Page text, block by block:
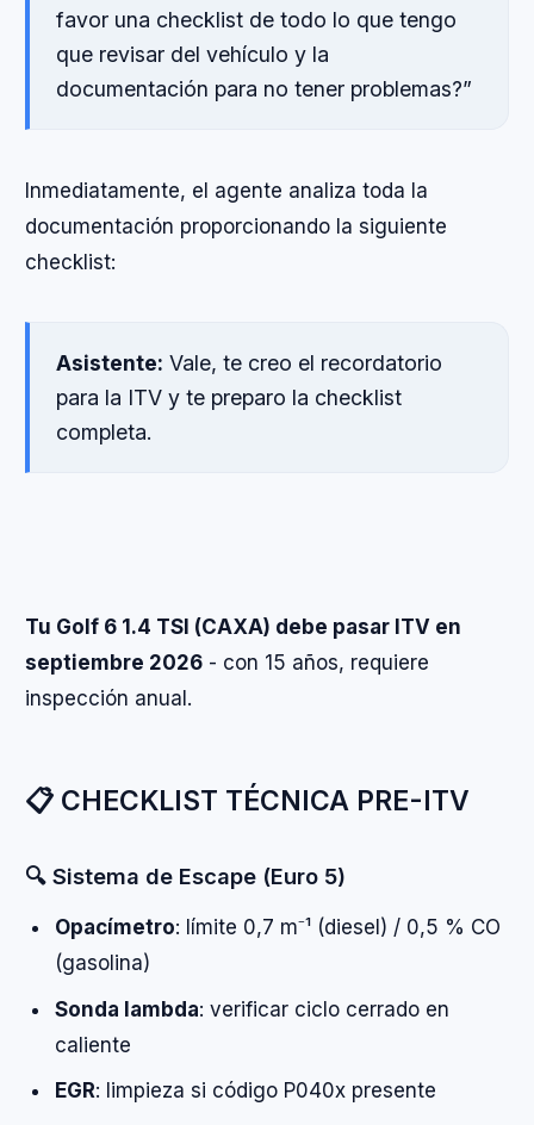
favor una checklist de todo lo que tengo
que revisar del vehículo y la
documentación para no tener problemas?”
Inmediatamente, el agente analiza toda la
documentación proporcionando la siguiente
checklist:
Asistente: Vale, te creo el recordatorio
para la ITV y te preparo la checklist
completa.
Tu Golf 6 1.4 TSI (CAXA) debe pasar ITV en
septiembre 2026 - con 15 años, requiere
inspección anual.
📋 CHECKLIST TÉCNICA PRE-ITV
🔍 Sistema de Escape (Euro 5)
Opacímetro: límite 0,7 m⁻¹ (diesel) / 0,5 % CO
(gasolina)
Sonda lambda: verificar ciclo cerrado en
caliente
EGR: limpieza si código P040x presente